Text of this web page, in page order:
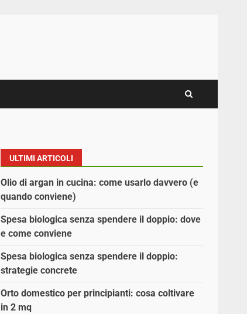
ULTIMI ARTICOLI
Olio di argan in cucina: come usarlo davvero (e
quando conviene)
Spesa biologica senza spendere il doppio: dove
e come conviene
Spesa biologica senza spendere il doppio:
strategie concrete
Orto domestico per principianti: cosa coltivare
in 2 mq